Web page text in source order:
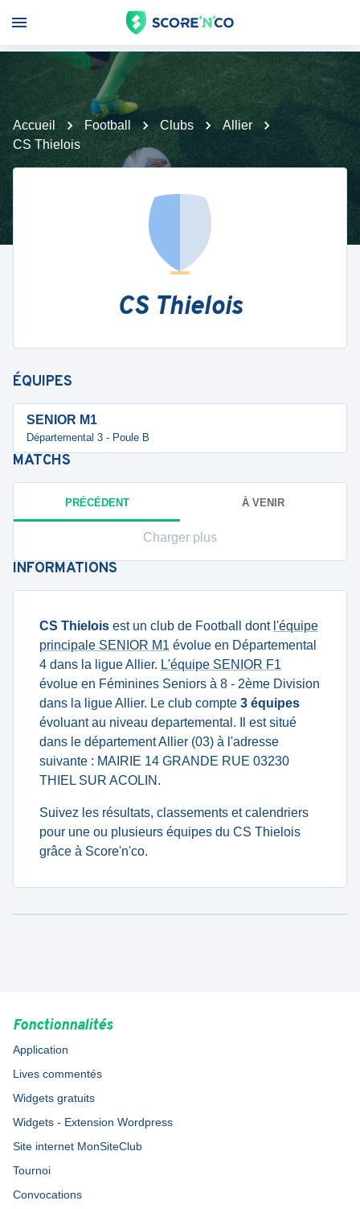
Accueil Football Clubs
Allier
CS Thielois
CS Thielois
ÉQUIPES
SENIOR M1
Départemental 3 - Poule B
MATCHS
PRÉCÉDENT À VENIR
Charger plus
INFORMATIONS
CS Thielois est un club de Football dont l'équipe
principale SENIOR M1 évolue en Départemental
4 dans la ligue Allier. L'équipe SENIOR F1
évolue en Féminines Seniors à 8 - 2ème Division
dans la ligue Allier. Le club compte 3 équipes
évoluant au niveau departemental. Il est situé
dans le département Allier (03) à l'adresse
suivante : MAIRIE 14 GRANDE RUE 03230
THIEL SUR ACOLIN.
Suivez les résultats, classements et calendriers
pour une ou plusieurs équipes du CS Thielois
grâce à Score'n'co.
Fonctionnalités
Application
Lives commentés
Widgets gratuits
Widgets - Extension Wordpress
Site internet MonSiteClub
Tournoi
Convocations